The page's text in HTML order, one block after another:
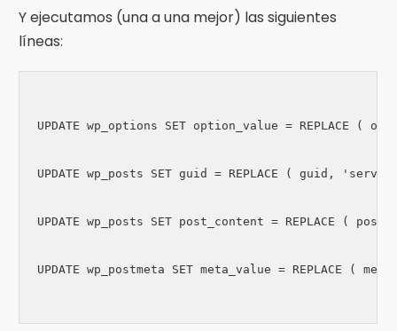
Y ejecutamos (una a una mejor) las siguientes
líneas:
UPDATE wp_options SET option_value =
UPDATE wp_posts SET guid = REPLACE ( guid,
UPDATE wp_posts SET post_content = REPLACE
UPDATE wp_postmeta SET meta_value =